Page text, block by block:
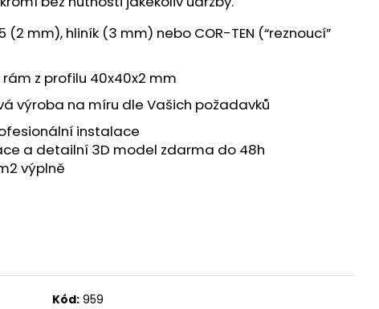
(2 mm), hliník (3 mm) nebo COR-TEN (“reznoucí”
z profilu 40x40x2 mm
výroba na míru dle Vašich požadavků
instalace
a detailní 3D model zdarma do 48h
výplně
Kód: 959